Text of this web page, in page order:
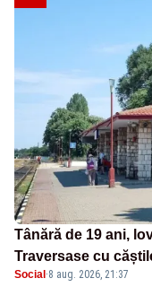
Tânără de 19 ani,
Traversase cu
nepermis
Social ·8 aug. 2026, 21:37